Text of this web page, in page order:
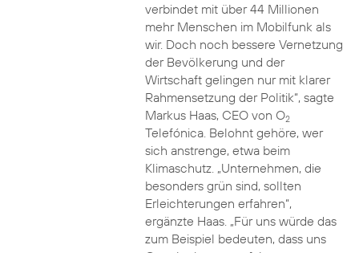
verbindet mit über 44 Millionen
mehr Menschen im Mobilfunk als
wir. Doch noch bessere Vernetzung
der Bevölkerung und der
Wirtschaft gelingen nur mit klarer
Rahmensetzung der Politik“, sagte
Markus Haas, CEO von O2
Telefónica. Belohnt gehöre, wer
sich anstrenge, etwa beim
Klimaschutz. „Unternehmen, die
besonders grün sind, sollten
Erleichterungen erfahren“,
ergänzte Haas. „Für uns würde das
zum Beispiel bedeuten, dass uns